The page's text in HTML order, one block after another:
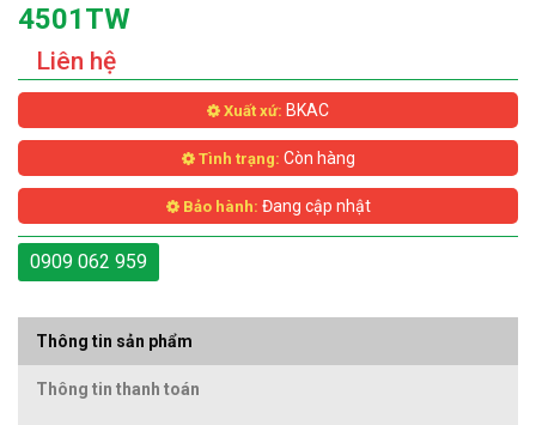
4501TW
Liên hệ
Xuất xứ: BKAC
Tình trạng: Còn hàng
Bảo hành: Đang cập nhật
0909 062 959
Thông tin sản phẩm
Thông tin thanh toán